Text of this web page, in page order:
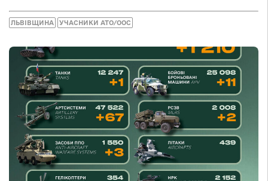
ЛЬВІВЩИНА УЧАСНИКИ АТО/ООС